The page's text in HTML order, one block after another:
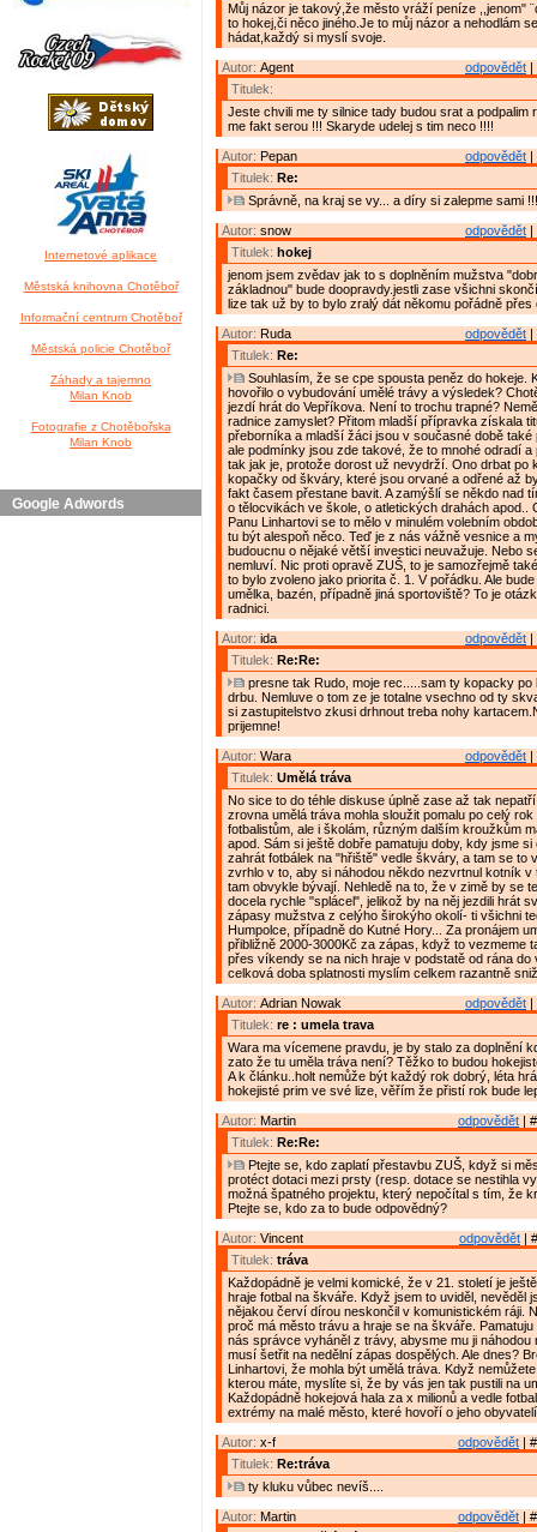
Internetové aplikace
Městská knihovna Chotěboř
Informační centrum Chotěboř
Městská policie Chotěboř
Záhady a tajemno
Milan Knob
Fotografie z Chotěbořska
Milan Knob
Google Adwords
Můj názor je takový,že město vráží peníze ,,jenom"
to hokej,či něco jiného.Je to můj názor a nehodlám
hádat,každý si myslí svoje.
odpovědět |
Autor: Agent
Titulek:
Jeste chvili me ty silnice tady budou srat a podpalim
me fakt serou !!! Skaryde udelej s tim neco !!!!
odpovědět |
Autor: Pepan
Titulek: Re:
Správně, na kraj se vy... a díry si zalepme sami !!!
odpovědět |
Autor: snow
Titulek: hokej
jenom jsem zvědav jak to s doplněním mužstva
základnou" bude doopravdy.jestli zase všichni
lize tak už by to bylo zralý dát někomu pořádně přes
odpovědět |
Autor: Ruda
Titulek: Re:
Souhlasím, že se cpe spousta peněz do hokeje.
hovořilo o vybudování umělé trávy a výsledek?
jezdí hrát do Vepříkova. Není to trochu trapné?
radnice zamyslet? Přitom mladší přípravka získala
přeborníka a mladší žáci jsou v současné době také
ale podmínky jsou zde takové, že to mnohé odradí a
tak jak je, protože dorost už nevydrží. Ono drbat po
kopačky od škváry, které jsou orvané a odřené až
fakt časem přestane bavit. A zamýšlí se někdo nad
o tělocvikách ve škole, o atletických drahách apod..
Panu Linhartovi se to mělo v minulém volebním
tu být alespoň něco. Teď je z nás vážně vesnice a
budoucnu o nějaké větší investici neuvažuje. Nebo
nemluví. Nic proti opravě ZUŠ, to je samozřejmě
to bylo zvoleno jako priorita č. 1. V pořádku. Ale
umělka, bazén, případně jiná sportoviště? To je
radnici.
odpovědět |
Autor: ida
Titulek: Re:Re:
presne tak Rudo, moje rec.....sam ty kopacky po
drbu. Nemluve o tom ze je totalne vsechno od ty
si zastupitelstvo zkusi drhnout treba nohy
prijemne!
odpovědět |
Autor: Wara
Titulek: Umělá tráva
No sice to do téhle diskuse úplně zase až tak
zrovna umělá tráva mohla sloužit pomalu po celý rok
fotbalistům, ale i školám, různým dalším kroužkům
apod. Sám si ještě dobře pamatuju doby, kdy jsme si
zahrát fotbálek na "hřiště" vedle škváry, a tam se to
zvrhlo v to, aby si náhodou někdo nezvrtnul kotník v
tam obvykle bývají. Nehledě na to, že v zimě by se
docela rychle "splácel", jelikož by na něj jezdili hrát
zápasy mužstva z celýho širokýho okolí- ti všichni
Humpolce, případně do Kutné Hory... Za pronájem
přibližně 2000-3000Kč za zápas, když to vezmeme
přes víkendy se na nich hraje v podstatě od rána do
celková doba splatnosti myslím celkem razantně
odpovědět |
Autor: Adrian Nowak
Titulek: re : umela trava
Wara ma vícemene pravdu, je by stalo za doplnění
zato že tu uměla tráva není? Těžko to budou
A k článku..holt nemůže být každý rok dobrý, léta
hokejisté prim ve své lize, věřím že přistí rok bude
odpovědět |
Autor: Martin
Titulek: Re:Re:
Ptejte se, kdo zaplatí přestavbu ZUŠ, když si
protéct dotaci mezi prsty (resp. dotace se nestihla
možná špatného projektu, který nepočítal s tím, že
Ptejte se, kdo za to bude odpovědný?
odpovědět |
Autor: Vincent
Titulek: tráva
Každopádně je velmi komické, že v 21. století je
hraje fotbal na škváře. Když jsem to uviděl, nevěděl
nějakou červí dírou neskončil v komunistickém ráji.
proč má město trávu a hraje se na škváře.
nás správce vyháněl z trávy, abysme mu ji náhodou
musí šetřit na nedělní zápas dospělých. Ale dnes?
Linhartovi, že mohla být umělá tráva. Když
kterou máte, myslíte si, že by vás jen tak pustili na
Každopádně hokejová hala za x milionů a vedle
extrémy na malé město, které hovoří o jeho
odpovědět |
Autor: x-f
Titulek: Re:tráva
ty kluku vůbec nevíš....
odpovědět |
Autor: Martin